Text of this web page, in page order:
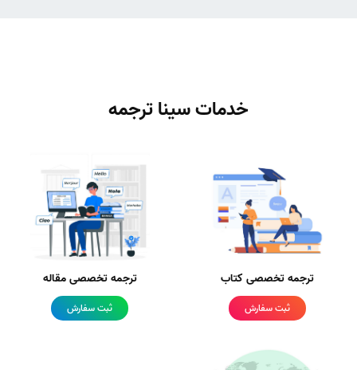
خدمات سینا ترجمه
ترجمه تخصصی کتاب
ثبت سفارش
ترجمه تخصصی مقاله
ثبت سفارش